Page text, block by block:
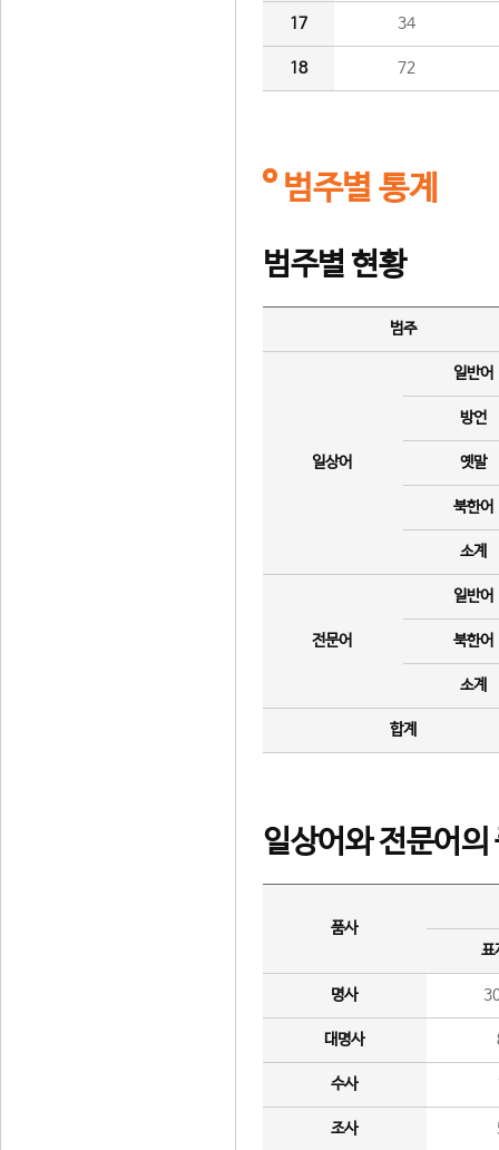
17 34
18 72
범주별 통계
범주별 현황
범주
일상어
일반어
방언
옛말
북한어
소계
전문어
일반어
북한어
소계
합계
일상어와 전문어의
품사
표
명사
대명사
수사
조사